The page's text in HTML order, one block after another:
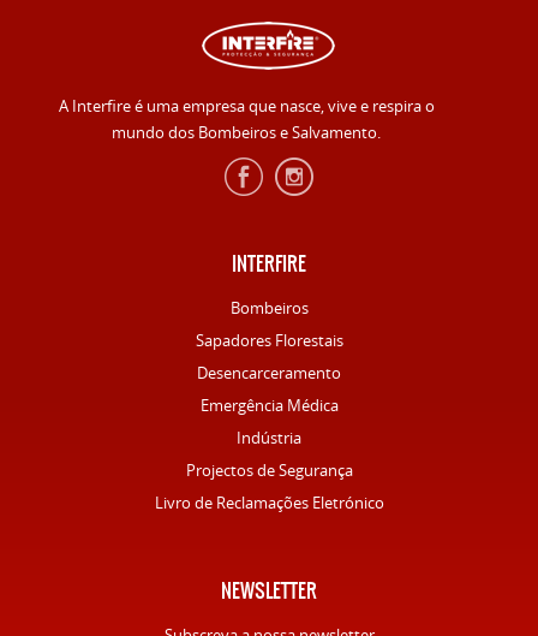
A Interfire é uma empresa que nasce, vive e respira o
mundo dos Bombeiros e Salvamento.
INTERFIRE
Bombeiros
Sapadores Florestais
Desencarceramento
Emergência Médica
Indústria
Projectos de Segurança
Livro de Reclamações Eletrónico
NEWSLETTER